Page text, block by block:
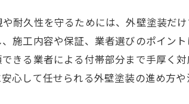
耐久性を守るためには、外壁塗装だ
施工内容や保証、業者選びのポイン
きる業者による付帯部分まで手厚く
心して任せられる外壁塗装の進め方